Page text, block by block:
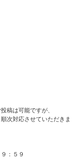
稿は可能ですが、
次対応させていただきま
：５９